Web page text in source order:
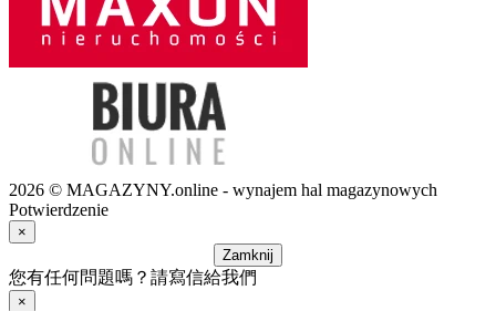
2026 © MAGAZYNY.online - wynajem hal magazynowych
Potwierdzenie
×
Zamknij
您有任何問題嗎？請寫信給我們
×